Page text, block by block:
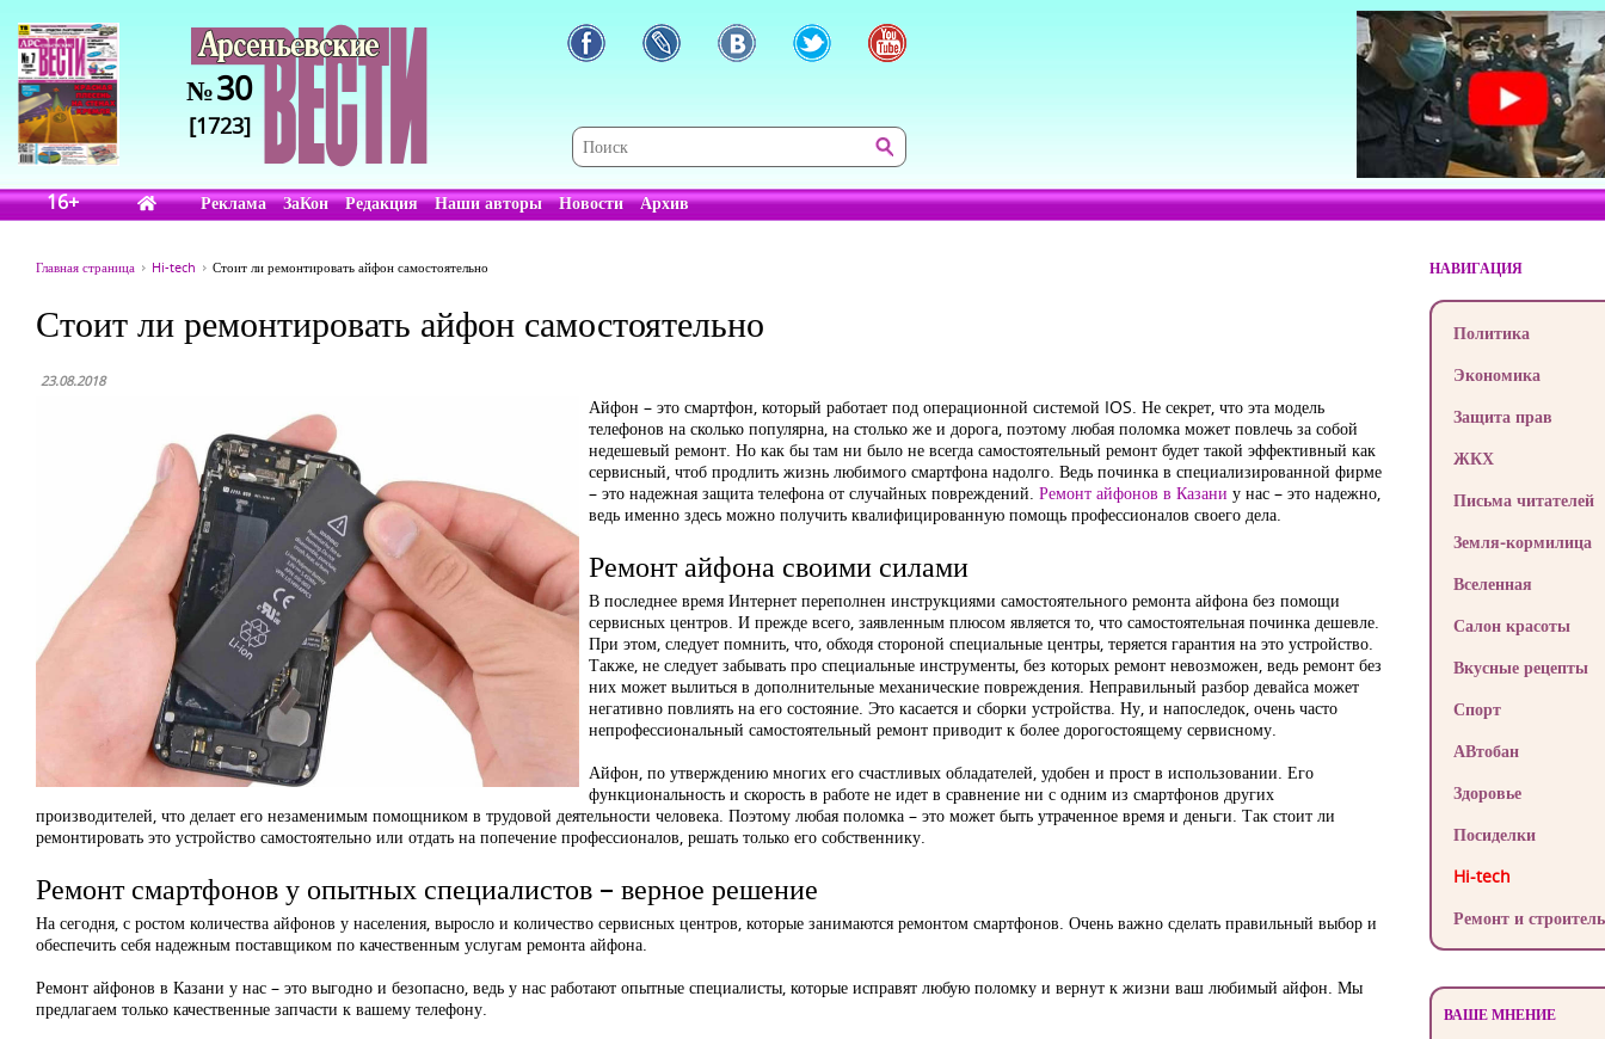
№30
[1723]
16+ Реклама ЗаКон Редакция Наши авторы Новости Архив
Главная страница Hi-tech Стоит ли ремонтировать айфон самостоятельно
Стоит ли ремонтировать айфон самостоятельно
23.08.2018
Айфон – это смартфон, который работает под операционной системой IOS. Не секрет, что эта модель
телефонов на сколько популярна, на столько же и дорога, поэтому любая поломка может повлечь за собой
недешевый ремонт. Но как бы там ни было не всегда самостоятельный ремонт будет такой эффективный как
сервисный, чтоб продлить жизнь любимого смартфона надолго. Ведь починка в специализированной фирме
– это надежная защита телефона от случайных повреждений. Ремонт айфонов в Казани у нас – это надежно,
ведь именно здесь можно получить квалифицированную помощь профессионалов своего дела.
Ремонт айфона своими силами
В последнее время Интернет переполнен инструкциями самостоятельного ремонта айфона без помощи
сервисных центров. И прежде всего, заявленным плюсом является то, что самостоятельная починка дешевле.
При этом, следует помнить, что, обходя стороной специальные центры, теряется гарантия на это устройство.
Также, не следует забывать про специальные инструменты, без которых ремонт невозможен, ведь ремонт без
них может вылиться в дополнительные механические повреждения. Неправильный разбор девайса может
негативно повлиять на его состояние. Это касается и сборки устройства. Ну, и напоследок, очень часто
непрофессиональный самостоятельный ремонт приводит к более дорогостоящему сервисному.
Айфон, по утверждению многих его счастливых обладателей, удобен и прост в использовании. Его
функциональность и скорость в работе не идет в сравнение ни с одним из смартфонов других
производителей, что делает его незаменимым помощником в трудовой деятельности человека. Поэтому любая поломка – это может быть утраченное время и деньги. Так стоит ли
ремонтировать это устройство самостоятельно или отдать на попечение профессионалов, решать только его собственнику.
Ремонт смартфонов у опытных специалистов – верное решение
На сегодня, с ростом количества айфонов у населения, выросло и количество сервисных центров, которые занимаются ремонтом смартфонов. Очень важно сделать правильный выбор и
обеспечить себя надежным поставщиком по качественным услугам ремонта айфона.
Ремонт айфонов в Казани у нас – это выгодно и безопасно, ведь у нас работают опытные специалисты, которые исправят любую поломку и вернут к жизни ваш любимый айфон. Мы
предлагаем только качественные запчасти к вашему телефону.
НАВИГАЦИЯ
Политика
Экономика
Защита прав
ЖКХ
Письма читателей
Земля-кормилица
Вселенная
Салон красоты
Вкусные рецепты
Спорт
АВтобан
Здоровье
Посиделки
Hi-tech
Ремонт и
ВАШЕ МНЕНИЕ